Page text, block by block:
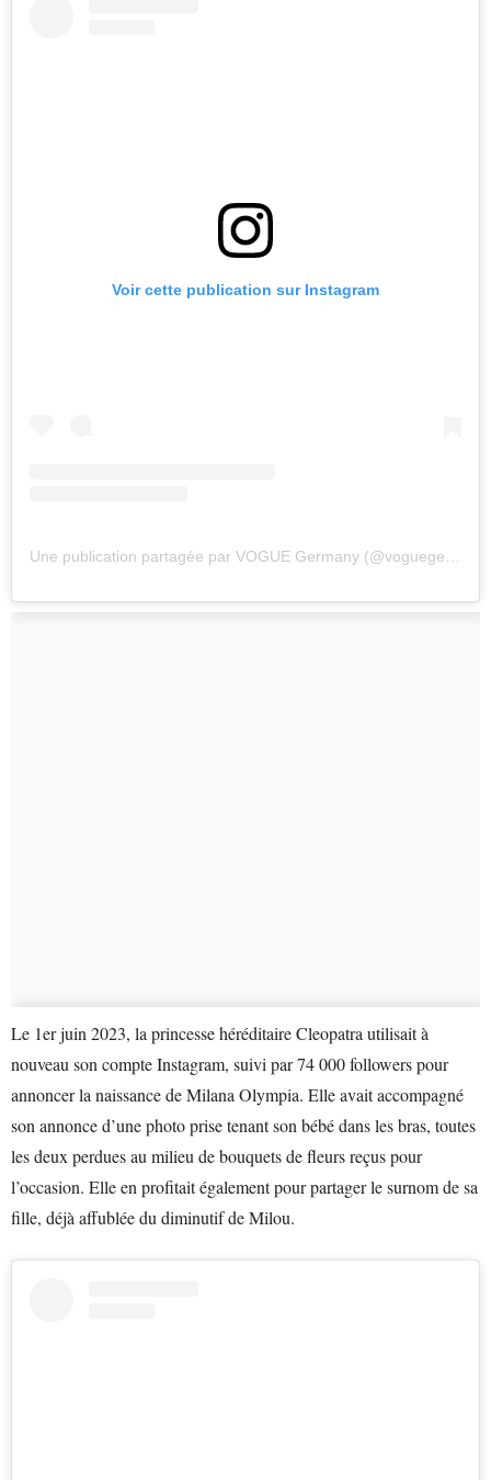
Voir cette publication sur Instagram
Le 1er juin 2023, la princesse héréditaire Cleopatra utilisait à
nouveau son compte Instagram, suivi par 74 000 followers pour
annoncer la naissance de Milana Olympia. Elle avait accompagné
son annonce d’une photo prise tenant son bébé dans les bras, toutes
les deux perdues au milieu de bouquets de fleurs reçus pour
l’occasion. Elle en profitait également pour partager le surnom de sa
fille, déjà affublée du diminutif de Milou.